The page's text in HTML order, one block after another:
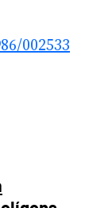
002533